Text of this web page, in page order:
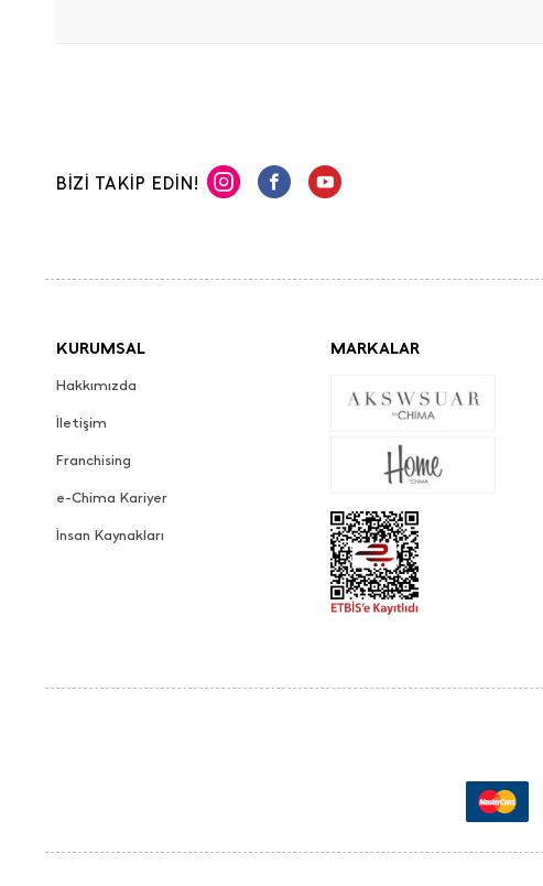
BİZİ TAKİP EDİN!
KURUMSAL
Hakkımızda
İletişim
Franchising
e-Chima Kariyer
İnsan Kaynakları
MARKALAR